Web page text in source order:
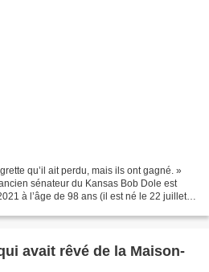
qu’il ait perdu, mais ils ont gagné. »
sénateur du Kansas Bob Dole est
à l’âge de 98 ans (il est né le 22 juillet
avait rêvé de la Maison-